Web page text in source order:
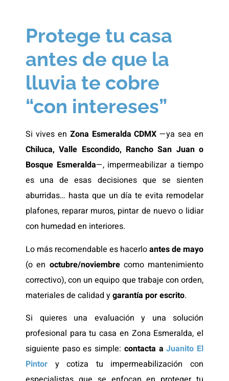
Protege tu casa
antes de que la
lluvia te cobre
“con intereses”
Si vives en Zona Esmeralda CDMX —ya sea en
Chiluca, Valle Escondido, Rancho San Juan o
Bosque Esmeralda—, impermeabilizar a tiempo
es una de esas decisiones que se sienten
aburridas… hasta que un día te evita remodelar
plafones, reparar muros, pintar de nuevo o lidiar
con humedad en interiores.
Lo más recomendable es hacerloantes de mayo
(o en octubre/noviembrecomo mantenimiento
correctivo), con un equipo que trabaje con orden,
materiales de calidad ygarantía por escrito.
Si quieres una evaluación y una solución
profesional para tu casa en Zona Esmeralda, el
siguiente paso es simple: contacta aJuanito El
Pintor y cotiza tu impermeabilización con